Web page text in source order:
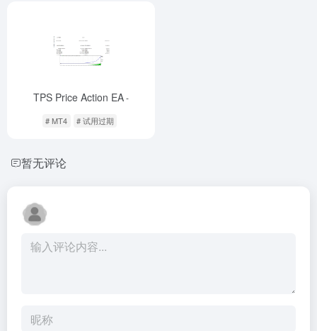
TPS Price Action EA-
# MT4 # 试用过期
暂无评论